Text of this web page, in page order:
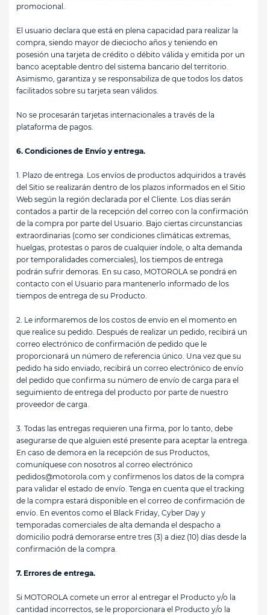
promocional.
El usuario declara que está en plena capacidad para realizar la
compra, siendo mayor de dieciocho años y teniendo en
posesión una tarjeta de crédito o débito válida y emitida por un
banco aceptable dentro del sistema bancario del territorio.
Asimismo, garantiza y se responsabiliza de que todos los datos
facilitados sobre su tarjeta sean válidos.
No se procesarán tarjetas internacionales a través de la
plataforma de pagos.
6. Condiciones de Envío y entrega.
1. Plazo de entrega. Los envíos de productos adquiridos a través
del Sitio se realizarán dentro de los plazos informados en el Sitio
Web según la región declarada por el Cliente. Los días serán
contados a partir de la recepción del correo con la confirmación
de la compra por parte del Usuario. Bajo ciertas circunstancias
extraordinarias (como ser condiciones climáticas extremas,
huelgas, protestas o paros de cualquier índole, o alta demanda
por temporalidades comerciales), los tiempos de entrega
podrán sufrir demoras. En su caso, MOTOROLA se pondrá en
contacto con el Usuario para mantenerlo informado de los
tiempos de entrega de su Producto.
2. Le informaremos de los costos de envío en el momento en
que realice su pedido. Después de realizar un pedido, recibirá un
correo electrónico de confirmación de pedido que le
proporcionará un número de referencia único. Una vez que su
pedido ha sido enviado, recibirá un correo electrónico de envío
del pedido que confirma su número de envío de carga para el
seguimiento de entrega del producto por parte de nuestro
proveedor de carga.
3. Todas las entregas requieren una firma, por lo tanto, debe
asegurarse de que alguien esté presente para aceptar la entrega.
En caso de demora en la recepción de sus Productos,
comuníquese con nosotros al correo electrónico
pedidos@motorola.com y confírmenos los datos de la compra
para validar el estado de envío. Tenga en cuenta que el tracking
de la compra estará disponible en el correo de confirmación de
envío. En eventos como el Black Friday, Cyber Day y
temporadas comerciales de alta demanda el despacho a
domicilio podrá demorarse entre tres (3) a diez (10) días desde la
confirmación de la compra.
7. Errores de entrega.
Si MOTOROLA comete un error al entregar el Producto y/o la
cantidad incorrectos, se le proporcionara el Producto y/o la